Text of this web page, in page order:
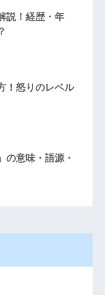
説！経歴・年
！怒りのレベル
の意味・語源・